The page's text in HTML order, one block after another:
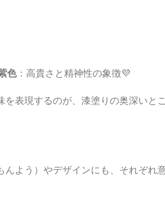
色：高貴さと精神性の象徴💜
表現するのが、漆塗りの奥深いと
よう）やデザインにも、それぞれ